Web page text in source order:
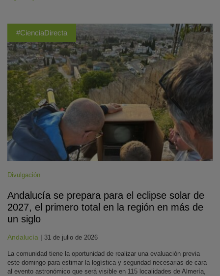
#CienciaDirecta
Divulgación
Andalucía se prepara para el eclipse solar de
2027, el primero total en la región en más de
un siglo
Andalucía | 31 de julio de 2026
La comunidad tiene la oportunidad de realizar una evaluación previa
este domingo para estimar la logística y seguridad necesarias de cara
al evento astronómico que será visible en 115 localidades de Almería,